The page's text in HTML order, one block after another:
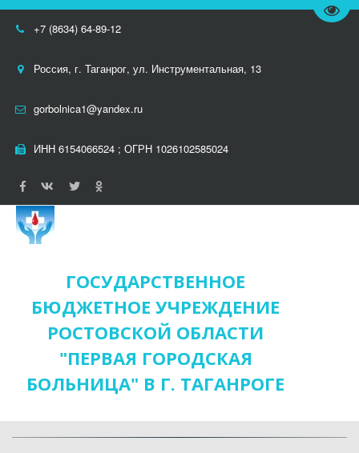
+7 (8634) 64-89-12
Россия, г. Таганрог, ул. Инструментальная, 13
gorbolnica1@yandex.ru
ИНН 6154066524 ; ОГРН 1026102585024
ГОСУДАРСТВЕННОЕ
БЮДЖЕТНОЕ УЧРЕЖДЕНИЕ
РОСТОВСКОЙ ОБЛАСТИ
"ПЕРВАЯ ГОРОДСКАЯ
БОЛЬНИЦА" В Г. ТАГАНРОГЕ